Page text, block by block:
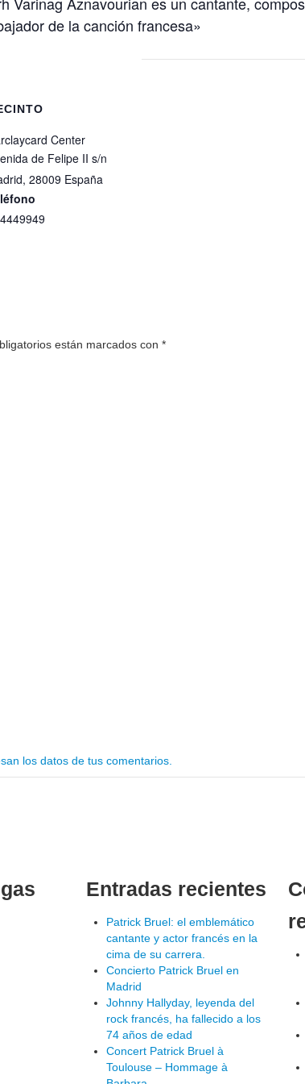
de la canción francesa»
Center
de Felipe II s/n
, 28009 España
están marcados con *
los datos de tus comentarios.
Entradas recientes
Patrick Bruel: el emblemático
cantante y actor francés en la
cima de su carrera.
Concierto Patrick Bruel en
Madrid
Johnny Hallyday, leyenda del
rock francés, ha fallecido a los
74 años de edad
Concert Patrick Bruel à
Toulouse – Hommage à